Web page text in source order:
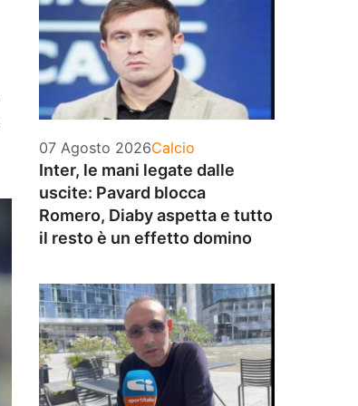
07 Agosto 2026Categorie
Calcio
Inter, le mani legate dalle
uscite: Pavard blocca
Romero, Diaby aspetta e tutto
il resto è un effetto domino